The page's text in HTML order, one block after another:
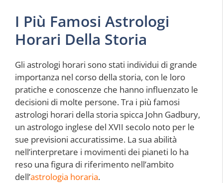
I Più Famosi Astrologi
Horari Della Storia
Gli astrologi horari sono stati individui di grande
importanza nel corso della storia, con le loro
pratiche e conoscenze che hanno influenzato le
decisioni di molte persone. Tra i più famosi
astrologi horari della storia spicca John Gadbury,
un astrologo inglese del XVII secolo noto per le
sue previsioni accuratissime. La sua abilità
nell’interpretare i movimenti dei pianeti lo ha
reso una figura di riferimento nell’ambito
dell’astrologia horaria.